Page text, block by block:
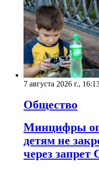
7 августа 2026 г.,
Общество
Минцифры
детям не
через